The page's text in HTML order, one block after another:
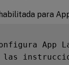
para
App
las